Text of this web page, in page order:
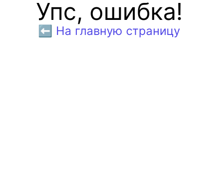
Упс, ошибка!
⬅️ На главную страницу